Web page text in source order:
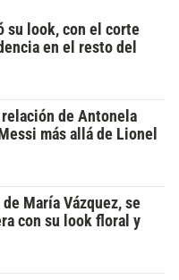
su look, con el corte
en el resto del
de Antonela
más allá de Lionel
María Vázquez, se
con su look floral y